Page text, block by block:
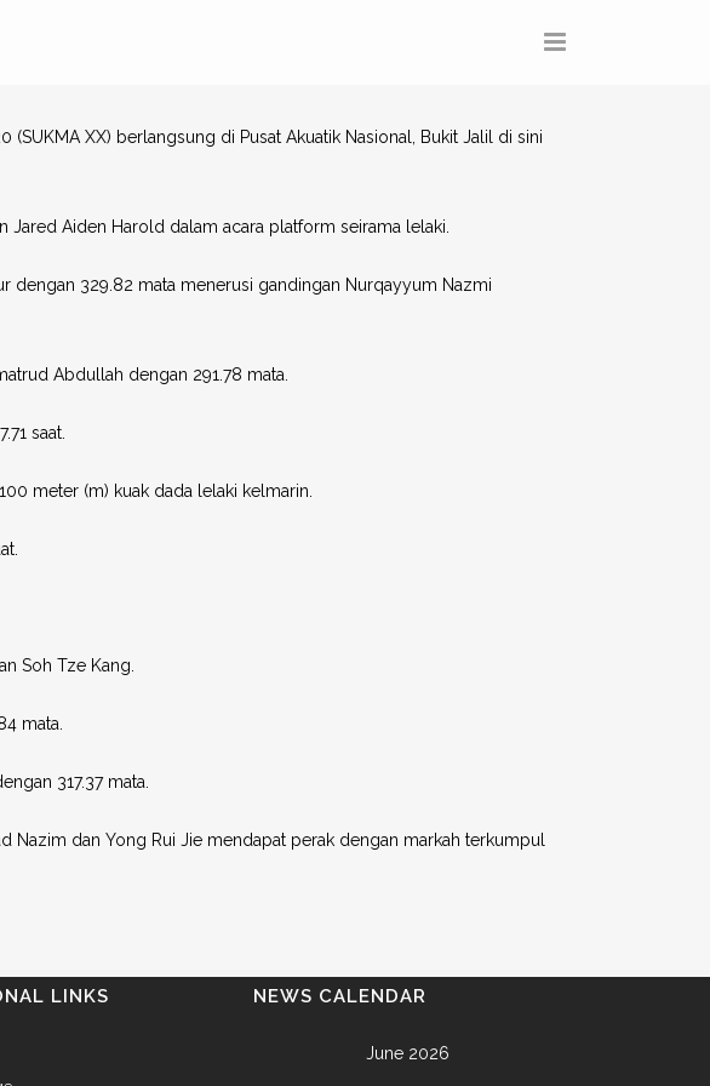
(SUKMA XX) berlangsung di Pusat Akuatik Nasional, Bukit Jalil di sini
Aiden Harold dalam acara platform seirama lelaki.
dengan 329.82 mata menerusi gandingan Nurqayyum Nazmi
Abdullah dengan 291.78 mata.
saat.
meter (m) kuak dada lelaki kelmarin.
Soh Tze Kang.
mata.
317.37 mata.
Nazim dan Yong Rui Jie mendapat perak dengan markah terkumpul
LINKS NEWS CALENDAR
June 2026